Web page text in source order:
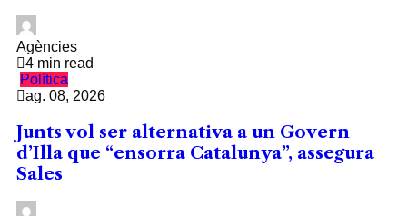
Agències
4 min read
Política
ag. 08, 2026
Junts vol ser alternativa a un Govern
d’Illa que “ensorra Catalunya”, assegura
Sales